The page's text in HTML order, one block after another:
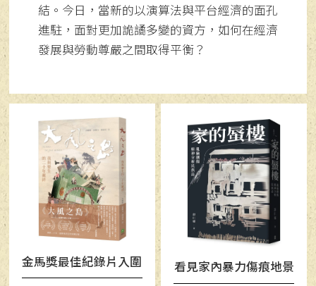
結。今日，當新的以演算法與平台經濟的面孔
進駐，面對更加詭譎多變的資方，如何在經濟
發展與勞動尊嚴之間取得平衡？
金馬獎最佳紀錄片入圍 看見家內暴力傷痕地景